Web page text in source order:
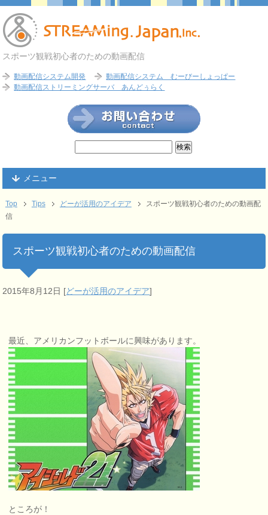
スポーツ観戦初心者のための動画配信
動画配信システム開発
動画配信システム むーびーしょっぱー
動画配信ストリーミングサーバ あんどぅらく
メニュー
Top Tips どーが活用のアイデア
スポーツ観戦初心者のための動画配
信
スポーツ観戦初心者のための動画配信
2015年8月12日 [どーが活用のアイデア]
最近、アメリカンフットボールに興味があります。
ところが！